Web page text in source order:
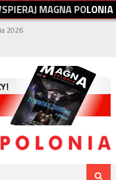
SPIERAJMAGNAPOLONIA
2026